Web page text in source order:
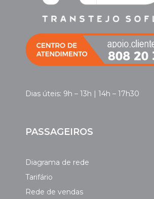
Dias úteis: 9h – 13h | 14h – 17h30
PASSAGEIROS
Diagrama de rede
Tarifário
Rede de vendas